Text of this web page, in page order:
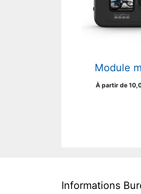
Module
À partir de
Informations